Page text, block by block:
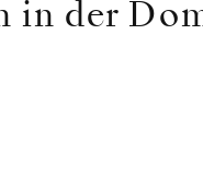
in der